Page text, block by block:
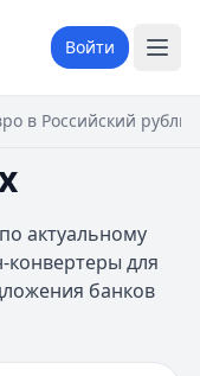
Войти
в Российский рубль
актуальному
конвертеры для
банков